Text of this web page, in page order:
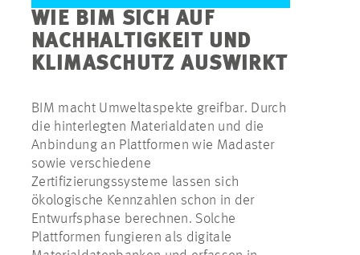
WIE BIM SICH AUF
NACHHALTIGKEIT UND
KLIMASCHUTZ AUSWIRKT
BIM macht Umweltaspekte greifbar. Durch
die hinterlegten Materialdaten und die
Anbindung an Plattformen wie Madaster
sowie verschiedene
Zertifizierungssysteme lassen sich
ökologische Kennzahlen schon in der
Entwurfsphase berechnen. Solche
Plattformen fungieren als digitale